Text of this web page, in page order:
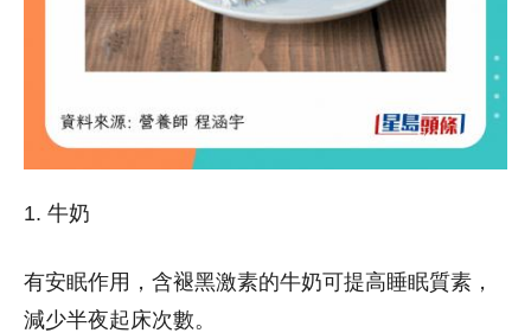
1. 牛奶
有安眠作用，含褪黑激素的牛奶可提高睡眠質素，
減少半夜起床次數。